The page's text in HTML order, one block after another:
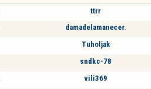
ttrr
damadelamanecer.
Tuholjak
sndkc-78
vili369